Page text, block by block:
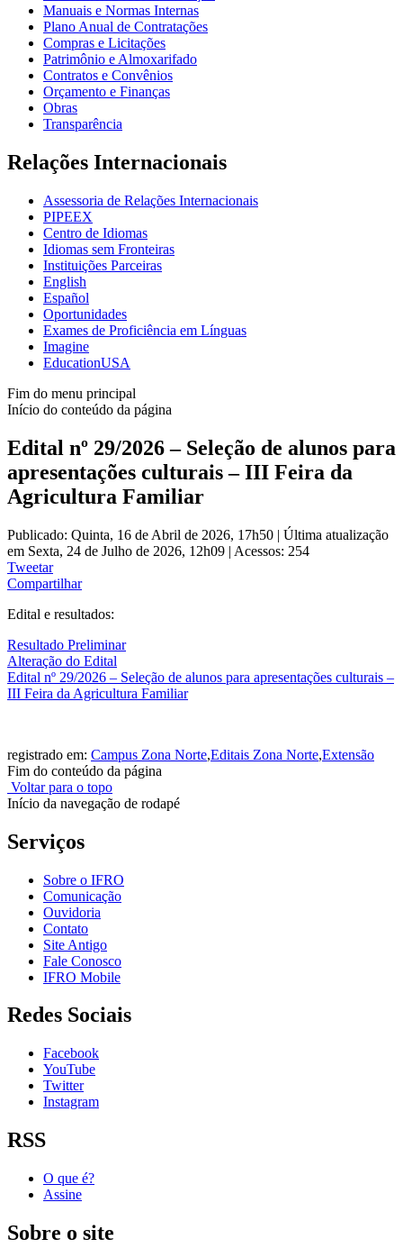
Manuais e Normas Internas
Plano Anual de Contratações
Compras e Licitações
Patrimônio e Almoxarifado
Contratos e Convênios
Orçamento e Finanças
Obras
Transparência
Relações Internacionais
Assessoria de Relações Internacionais
PIPEEX
Centro de Idiomas
Idiomas sem Fronteiras
Instituições Parceiras
English
Español
Oportunidades
Exames de Proficiência em Línguas
Imagine
EducationUSA
Fim do menu principal
Início do conteúdo da página
Edital nº 29/2026 – Seleção de alunos para
apresentações culturais – III Feira da
Agricultura Familiar
Publicado: Quinta, 16 de Abril de 2026, 17h50 | Última atualização
em Sexta, 24 de Julho de 2026, 12h09 | Acessos: 254
Tweetar
Compartilhar
Edital e resultados:
Resultado Preliminar
Alteração do Edital
Edital nº 29/2026 – Seleção de alunos para apresentações culturais –
III Feira da Agricultura Familiar
registrado em: Campus Zona Norte,Editais Zona Norte,Extensão
Fim do conteúdo da página
Voltar para o topo
Início da navegação de rodapé
Serviços
Sobre o IFRO
Comunicação
Ouvidoria
Contato
Site Antigo
Fale Conosco
IFRO Mobile
Redes Sociais
Facebook
YouTube
Twitter
Instagram
RSS
O que é?
Assine
Sobre o site